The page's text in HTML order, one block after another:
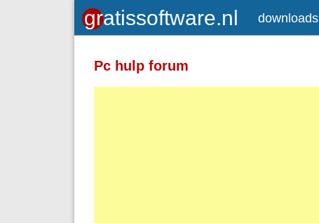
downloads
Pc hulp forum